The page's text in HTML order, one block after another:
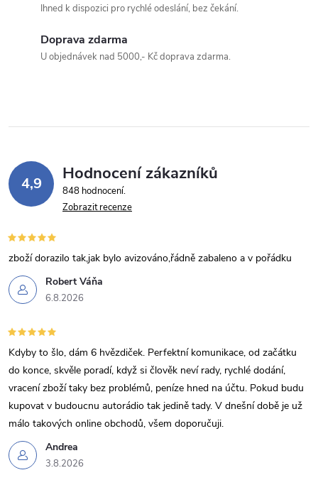
r
v
k
y
v
ý
p
i
s
u
Ihned k dispozici pro rychlé odeslání, bez čekání.
Doprava zdarma
U objednávek nad 5000,- Kč doprava zdarma.
4,9 Hodnocení zákazníků
848 hodnocení
Zobrazit recenze
Robert Váňa
6.8.2026
zboží dorazilo tak,jak bylo avizováno,řádně zabaleno a v pořádku
Andrea
3.8.2026
Kdyby to šlo, dám 6 hvězdiček. Perfektní komunikace, od začátku
do konce, skvěle poradí, když si člověk neví rady, rychlé dodání,
vracení zboží taky bez problémů, peníze hned na účtu. Pokud budu
kupovat v budoucnu autorádio tak jedině tady. V dnešní době je už
málo takových online obchodů, všem doporučuji.